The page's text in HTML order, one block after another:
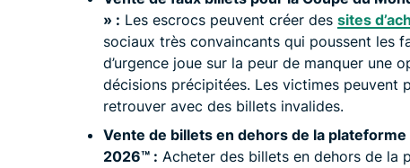
» : Les escrocs peuvent créer des sites
sociaux très convaincants qui poussent les
d’urgence joue sur la peur de manquer une
décisions précipitées. Les victimes peuvent
retrouver avec des billets invalides.
Vente de billets en dehors de la
2026™️ : Acheter des billets en dehors de